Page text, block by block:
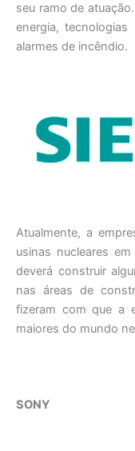
seu ramo de
energia,
alarmes de incêndio.
Atualmente, a
usinas nucleares
deverá construir
nas áreas de
fizeram com que a
maiores do mundo
SONY